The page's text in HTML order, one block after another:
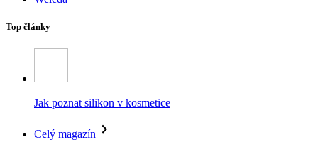
Top články
Jak poznat silikon v kosmetice
Celý magazín